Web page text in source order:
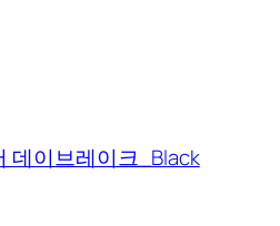
데이브레이크_Black